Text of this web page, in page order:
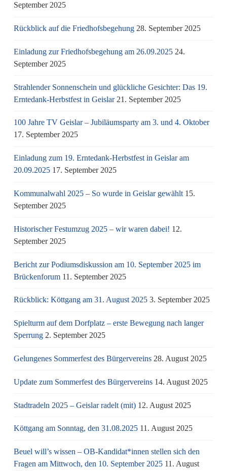
September 2025
Rückblick auf die Friedhofsbegehung 28. September 2025
Einladung zur Friedhofsbegehung am 26.09.2025 24.
September 2025
Strahlender Sonnenschein und glückliche Gesichter: Das 19.
Erntedank-Herbstfest in Geislar 21. September 2025
100 Jahre TV Geislar – Jubiläumsparty am 3. und 4. Oktober
17. September 2025
Einladung zum 19. Erntedank-Herbstfest in Geislar am
20.09.2025 17. September 2025
Kommunalwahl 2025 – So wurde in Geislar gewählt 15.
September 2025
Historischer Festumzug 2025 – wir waren dabei! 12.
September 2025
Bericht zur Podiumsdiskussion am 10. September 2025 im
Brückenforum 11. September 2025
Rückblick: Köttgang am 31. August 2025 3. September 2025
Spielturm auf dem Dorfplatz – erste Bewegung nach langer
Sperrung 2. September 2025
Gelungenes Sommerfest des Bürgervereins 28. August 2025
Update zum Sommerfest des Bürgervereins 14. August 2025
Stadtradeln 2025 – Geislar radelt (mit) 12. August 2025
Köttgang am Sonntag, den 31.08.2025 11. August 2025
Beuel will’s wissen – OB-Kandidat*innen stellen sich den
Fragen am Mittwoch, den 10. September 2025 11. August